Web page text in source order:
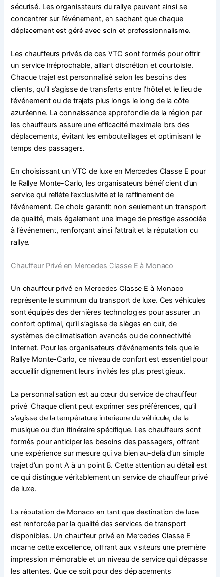
sécurisé. Les organisateurs du rallye peuvent ainsi se
concentrer sur l’événement, en sachant que chaque
déplacement est géré avec soin et professionnalisme.
Les chauffeurs privés de ces VTC sont formés pour offrir
un service irréprochable, alliant discrétion et courtoisie.
Chaque trajet est personnalisé selon les besoins des
clients, qu’il s’agisse de transferts entre l’hôtel et le lieu de
l’événement ou de trajets plus longs le long de la côte
azuréenne. La connaissance approfondie de la région par
les chauffeurs assure une efficacité maximale lors des
déplacements, évitant les embouteillages et optimisant le
temps des passagers.
En choisissant un VTC de luxe en Mercedes Classe E pour
le Rallye Monte-Carlo, les organisateurs bénéficient d’un
service qui reflète l’exclusivité et le raffinement de
l’événement. Ce choix garantit non seulement un transport
de qualité, mais également une image de prestige associée
à l’événement, renforçant ainsi l’attrait et la réputation du
rallye.
Chauffeur Privé en Mercedes Classe E à Monaco
Un chauffeur privé en Mercedes Classe E à Monaco
représente le summum du transport de luxe. Ces véhicules
sont équipés des dernières technologies pour assurer un
confort optimal, qu’il s’agisse de sièges en cuir, de
systèmes de climatisation avancés ou de connectivité
Internet. Pour les organisateurs d’événements tels que le
Rallye Monte-Carlo, ce niveau de confort est essentiel pour
accueillir dignement leurs invités les plus prestigieux.
La personnalisation est au cœur du service de chauffeur
privé. Chaque client peut exprimer ses préférences, qu’il
s’agisse de la température intérieure du véhicule, de la
musique ou d’un itinéraire spécifique. Les chauffeurs sont
formés pour anticiper les besoins des passagers, offrant
une expérience sur mesure qui va bien au-delà d’un simple
trajet d’un point A à un point B. Cette attention au détail est
ce qui distingue véritablement un service de chauffeur privé
de luxe.
La réputation de Monaco en tant que destination de luxe
est renforcée par la qualité des services de transport
disponibles. Un chauffeur privé en Mercedes Classe E
incarne cette excellence, offrant aux visiteurs une première
impression mémorable et un niveau de service qui dépasse
les attentes. Que ce soit pour des déplacements